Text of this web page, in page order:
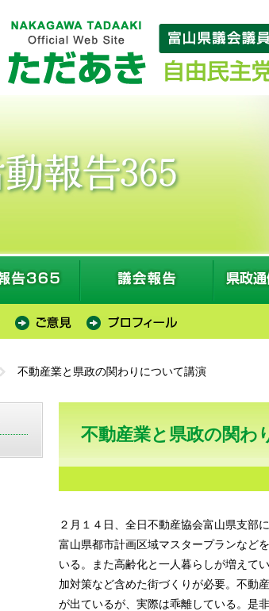
不動産業と県政の関わりについて講演
不動産業と県政の関わ
２月１４日、全日不動産協会富山県支部
富山県都市計画区域マスタープランなど
いる。また高齢化と一人暮らしが増えて
加対策など含めた街づくりが必要。不動
が出ているが、実際は乖離している。是